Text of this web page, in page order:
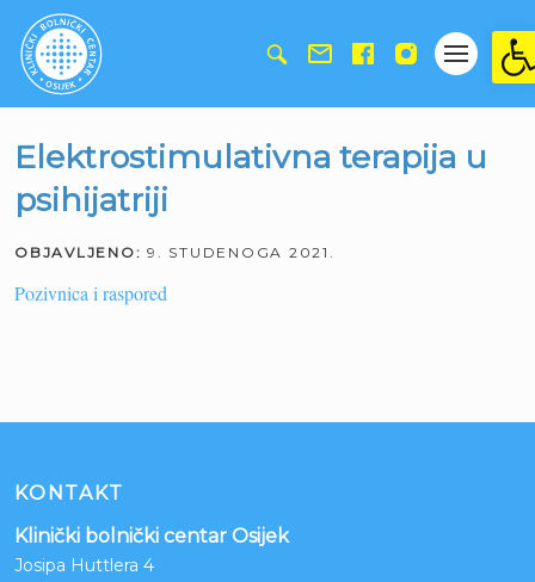
Elektrostimulativna terapija u
psihijatriji
OBJAVLJENO: 9. STUDENOGA 2021.
Pozivnica i raspored
KONTAKT
Klinički bolnički centar Osijek
Josipa Huttlera 4